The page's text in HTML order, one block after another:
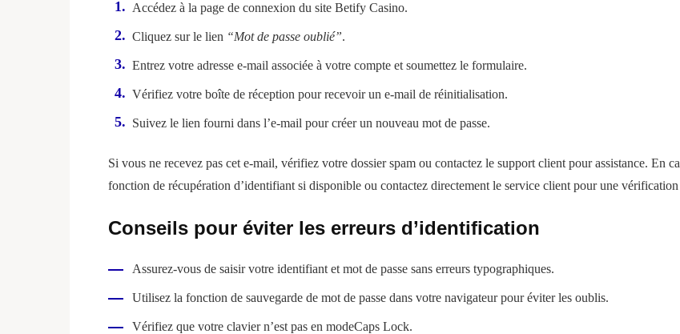
Accédez à la page de connexion du site Betify Casino.
Cliquez sur le lien “Mot de passe oublié”.
Entrez votre adresse e-mail associée à votre compte et soumettez le formulaire.
Vérifiez votre boîte de réception pour recevoir un e-mail de réinitialisation.
Suivez le lien fourni dans l’e-mail pour créer un nouveau mot de passe.
Si vous ne recevez pas cet e-mail, vérifiez votre dossier spam ou contactez le support client pour assistance. En
fonction de récupération d’identifiant si disponible ou contactez directement le service client pour une
Conseils pour éviter les erreurs d’identification
Assurez-vous de saisir votre identifiant et mot de passe sans erreurs typographiques.
Utilisez la fonction de sauvegarde de mot de passe dans votre navigateur pour éviter les oublis.
Vérifiez que votre clavier n’est pas en modeCaps Lock.